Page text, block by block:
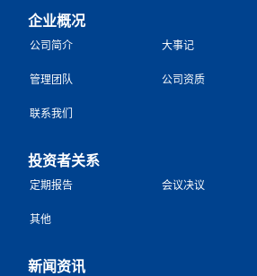
企业概况
公司简介 大事记
管理团队 公司资质
联系我们
投资者关系
定期报告 会议决议
其他
新闻资讯